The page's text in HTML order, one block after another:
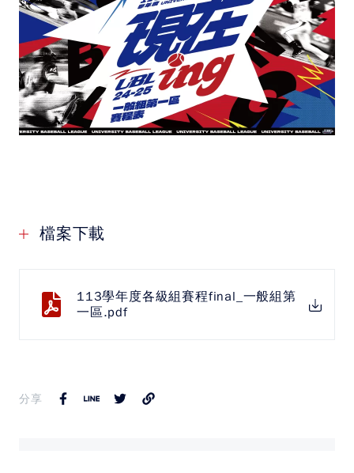
POLICY
隱私權政策
網站使用條款
中華民國大專院校體育總會
檔案下載
113學年度各級組賽程final_一般組第
一區.pdf
分享